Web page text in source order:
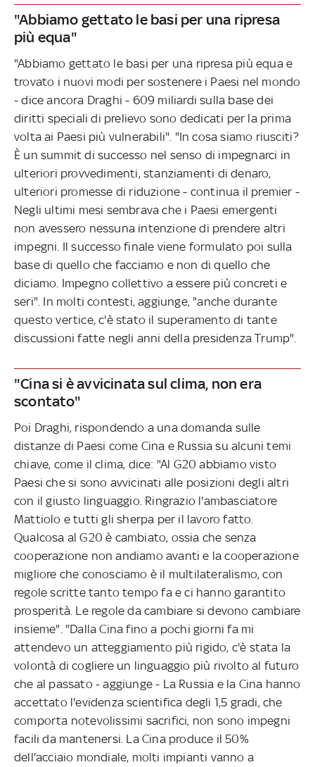
"Abbiamo gettato le basi per una ripresa
più equa"
"Abbiamo gettato le basi per una ripresa più equa e
trovato i nuovi modi per sostenere i Paesi nel mondo
- dice ancora Draghi - 609 miliardi sulla base dei
diritti speciali di prelievo sono dedicati per la prima
volta ai Paesi più vulnerabili". "In cosa siamo riusciti?
È un summit di successo nel senso di impegnarci in
ulteriori provvedimenti, stanziamenti di denaro,
ulteriori promesse di riduzione - continua il premier -
Negli ultimi mesi sembrava che i Paesi emergenti
non avessero nessuna intenzione di prendere altri
impegni. Il successo finale viene formulato poi sulla
base di quello che facciamo e non di quello che
diciamo. Impegno collettivo a essere più concreti e
seri". In molti contesti, aggiunge, "anche durante
questo vertice, c'è stato il superamento di tante
discussioni fatte negli anni della presidenza Trump".
"Cina si è avvicinata sul clima, non era
scontato"
Poi Draghi, rispondendo a una domanda sulle
distanze di Paesi come Cina e Russia su alcuni temi
chiave, come il clima, dice: "Al G20 abbiamo visto
Paesi che si sono avvicinati alle posizioni degli altri
con il giusto linguaggio. Ringrazio l'ambasciatore
Mattiolo e tutti gli sherpa per il lavoro fatto.
Qualcosa al G20 è cambiato, ossia che senza
cooperazione non andiamo avanti e la cooperazione
migliore che conosciamo è il multilateralismo, con
regole scritte tanto tempo fa e ci hanno garantito
prosperità. Le regole da cambiare si devono cambiare
insieme". "Dalla Cina fino a pochi giorni fa mi
attendevo un atteggiamento più rigido, c'è stata la
volontà di cogliere un linguaggio più rivolto al futuro
che al passato - aggiunge - La Russia e la Cina hanno
accettato l'evidenza scientifica degli 1,5 gradi, che
comporta notevolissimi sacrifici, non sono impegni
facili da mantenersi. La Cina produce il 50%
dell'acciaio mondiale, molti impianti vanno a